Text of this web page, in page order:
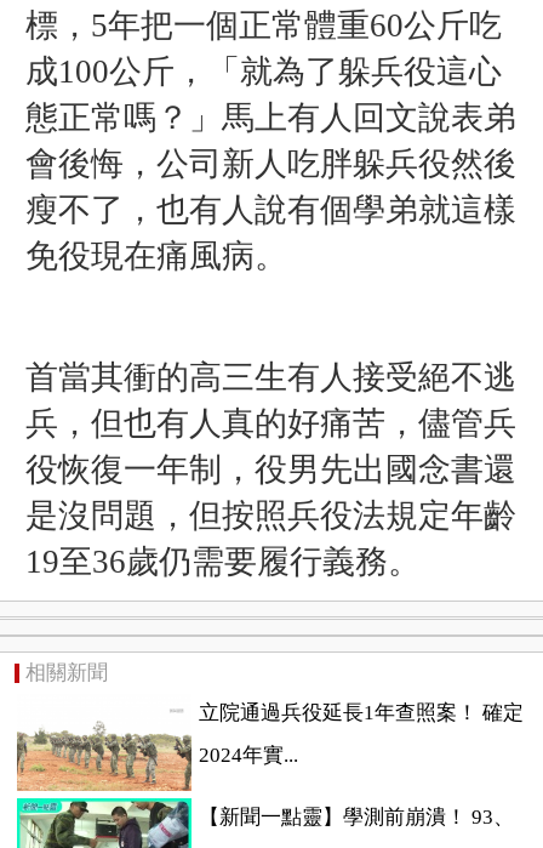
標，5年把一個正常體重60公斤吃
成100公斤，「就為了躲兵役這心
態正常嗎？」馬上有人回文說表弟
會後悔，公司新人吃胖躲兵役然後
瘦不了，也有人說有個學弟就這樣
免役現在痛風病。
首當其衝的高三生有人接受絕不逃
兵，但也有人真的好痛苦，儘管兵
役恢復一年制，役男先出國念書還
是沒問題，但按照兵役法規定年齡
19至36歲仍需要履行義務。
相關新聞
立院通過兵役延長1年查照案！ 確定
2024年實...
【新聞一點靈】學測前崩潰！ 93、